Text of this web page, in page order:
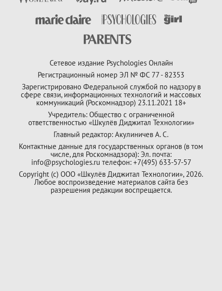
Сетевое издание Psychologies Онлайн
Регистрационный номер ЭЛ № ФС 77 - 82353
Зарегистрировано Федеральной службой по надзору в
сфере связи, информационных технологий и массовых
коммуникаций (Роскомнадзор) 23.11.2021 18+
Учредитель: Общество с ограниченной
ответственностью «Шкулёв Диджитал Технологии»
Главный редактор: Акулиничев А. С.
Контактные данные для государственных органов (в том
числе, для Роскомнадзора): Эл. почта:
info@psychologies.ru телефон: +7(495) 633-57-57
Copyright (с) ООО «Шкулёв Диджитал Технологии», 2026.
Любое воспроизведение материалов сайта без
разрешения редакции воспрещается.